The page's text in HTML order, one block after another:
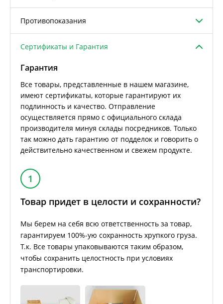
Противопоказания
Сертификаты и Гарантия
Гарантия
Все товары, представленные в нашем магазине,
имеют сертификаты, которые гарантируют их
подлинность и качество. Отправление
осуществляется прямо с официального склада
производителя минуя склады посредников. Только
так можно дать гарантию от подделок и говорить о
действительно качественном и свежем продукте.
1
Товар придет в целости и сохранности?
Мы берем на себя всю ответственность за товар,
гарантируем 100%-ую сохранность хрупкого груза.
Т.к. Все товары упаковываются таким образом,
чтобы сохранить целостность при условиях
транспортировки.